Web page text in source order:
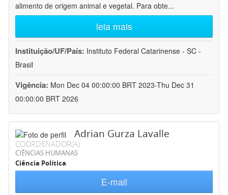
alimento de origem animal e vegetal. Para obte...
leia mais
Instituição/UF/País: Instituto Federal Catarinense - SC -
Brasil
Vigência: Mon Dec 04 00:00:00 BRT 2023-Thu Dec 31
00:00:00 BRT 2026
Adrian Gurza Lavalle
COORDENADOR(A)
CIÊNCIAS HUMANAS
Ciência Política
E-mail